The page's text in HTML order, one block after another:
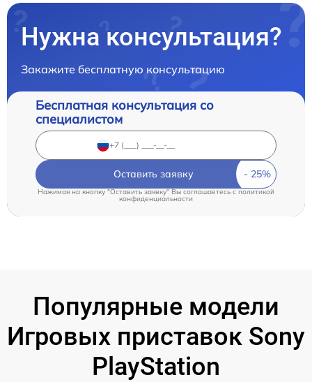
Нужна консультация?
Закажите бесплатную консультацию
Бесплатная консультация со
специалистом
Оставить заявку
Нажимая на кнопку "Оставить заявку" Вы соглашаетесь cполитикой
конфиденциальности
Популярные модели
Игровых приставок Sony
PlayStation